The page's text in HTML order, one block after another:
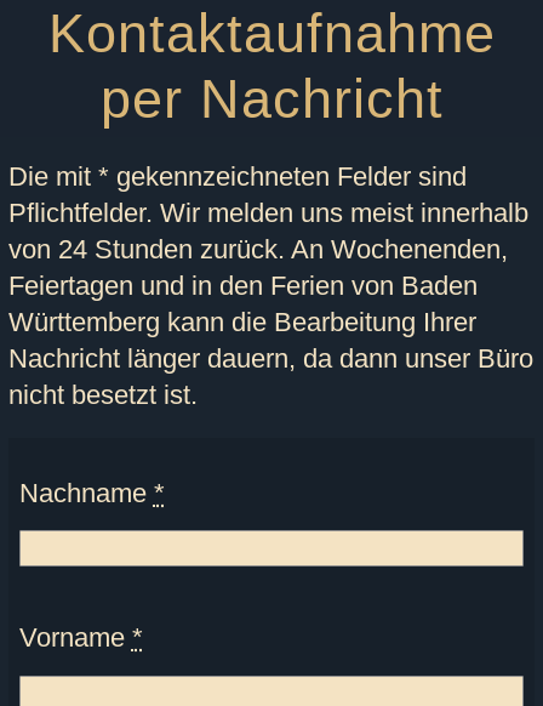
Kontaktaufnahme
per Nachricht
Die mit * gekennzeichneten Felder sind
Pflichtfelder. Wir melden uns meist innerhalb
von 24 Stunden zurück. An Wochenenden,
Feiertagen und in den Ferien von Baden
Württemberg kann die Bearbeitung Ihrer
Nachricht länger dauern, da dann unser Büro
nicht besetzt ist.
Nachname *
Vorname *